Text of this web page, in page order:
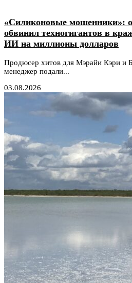
«Силиконовые мошенники»:
обвинил техногигантов в
ИИ на миллионы долларов
Продюсер хитов для Мэрайи Кэри и
менеджер подали...
03.08.2026